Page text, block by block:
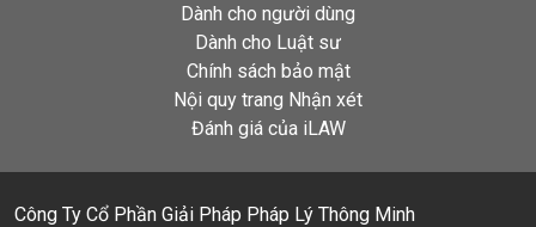
Dành cho người dùng
Dành cho Luật sư
Chính sách bảo mật
Nội quy trang Nhận xét
Đánh giá của iLAW
Công Ty Cổ Phần Giải Pháp Pháp Lý Thông Minh